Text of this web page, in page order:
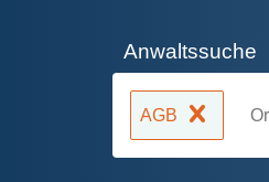
Anwaltssuche
AGB